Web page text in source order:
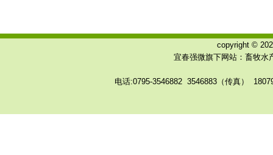
copyright ©
宜春强微旗下网站：畜牧水
电话:0795-3546882 3546883（传真）